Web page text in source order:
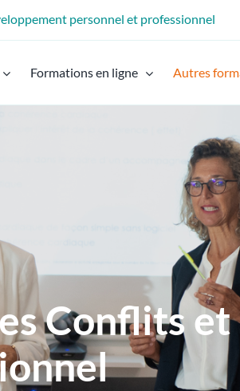
personnel et professionnel
Formations en ligne Autres
Conflits